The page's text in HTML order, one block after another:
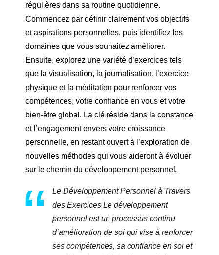
régulières dans sa routine quotidienne.
Commencez par définir clairement vos objectifs
et aspirations personnelles, puis identifiez les
domaines que vous souhaitez améliorer.
Ensuite, explorez une variété d’exercices tels
que la visualisation, la journalisation, l’exercice
physique et la méditation pour renforcer vos
compétences, votre confiance en vous et votre
bien-être global. La clé réside dans la constance
et l’engagement envers votre croissance
personnelle, en restant ouvert à l’exploration de
nouvelles méthodes qui vous aideront à évoluer
sur le chemin du développement personnel.
Le Développement Personnel à Travers
des Exercices Le développement
personnel est un processus continu
d’amélioration de soi qui vise à renforcer
ses compétences, sa confiance en soi et